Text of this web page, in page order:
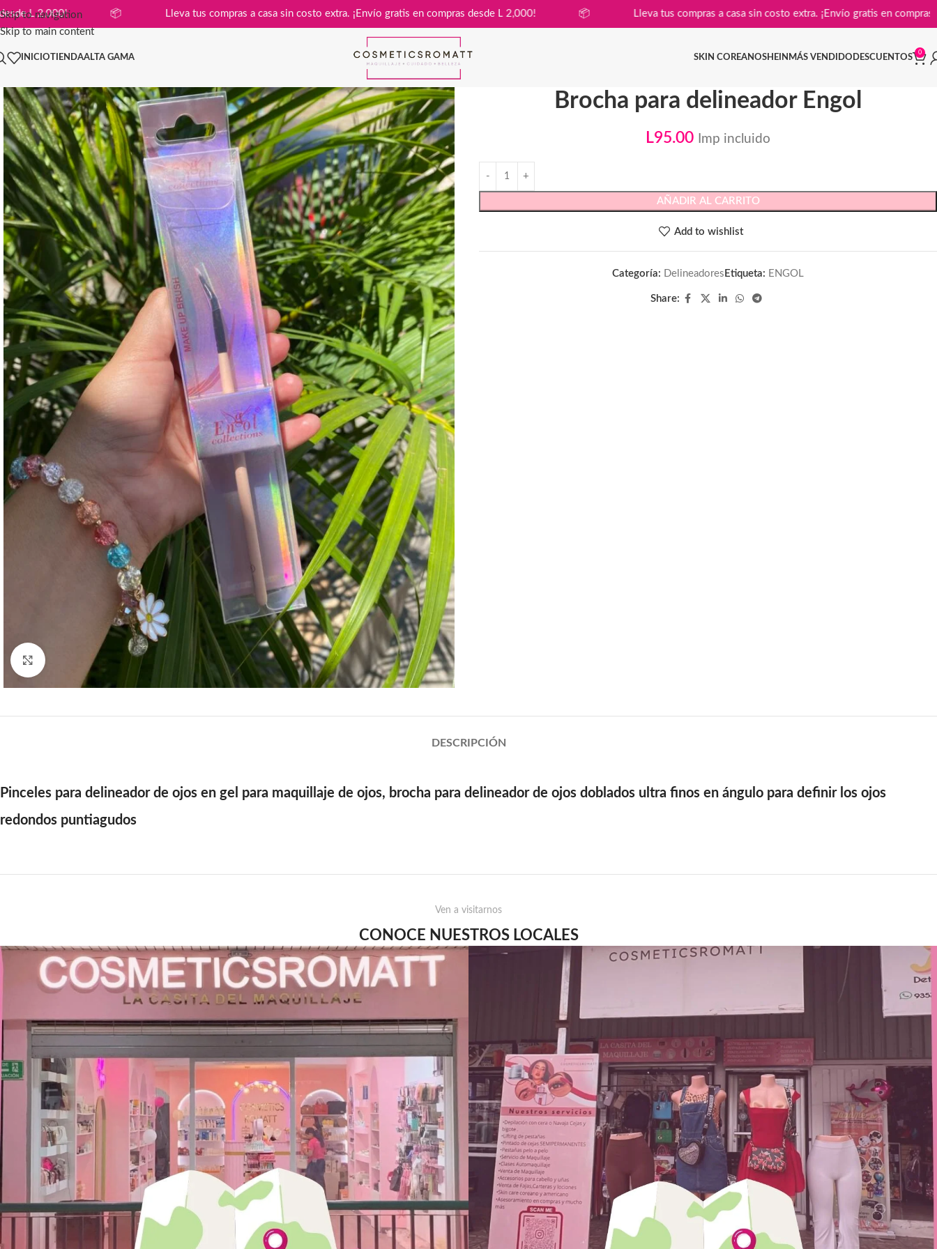
Skip to navigation
Skip to main content
desde L 2,000! Lleva tus compras a casa sin costo extra. ¡Envío gratis en compras desde L 2,000! Lleva tus compras a casa sin costo extra. ¡Envío gratis
INICIOTIENDAALTA GAMA SKIN COREANOSHEIN MÁS VENDIDO DESCUENTOS
0
Click to enlarge
Brocha para delineador Engol
L95.00 Imp incluido
AÑADIR AL CARRITO
Add to wishlist
Categoría: Delineadores Etiqueta: ENGOL
Share:
DESCRIPCIÓN
Pinceles para delineador de ojos en gel para maquillaje de ojos, brocha para delineador de ojos doblados ultra finos en ángulo para definir los ojos
redondos puntiagudos
Ven a visitarnos
CONOCE NUESTROS LOCALES